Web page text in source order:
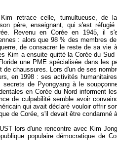
Kim retrace celle, tumultueuse, de
père, enseignant, qui s'est
Revenu en Corée en 1945, il
: alors que 98 % des membres
de consacrer le reste de sa vie
Kim a ensuite quitté la Corée du
une PME spécialisée dans les
chaussures. Lors d'un de ses
en 1998 : ses activités
de Pyongyang à le
en Corée du Nord informent
de culpabilité semble avoir
qui avait déclaré vouloir offrir
de Corée, s'il devait être condamné
lors d'une rencontre avec Kim
populaire démocratique de